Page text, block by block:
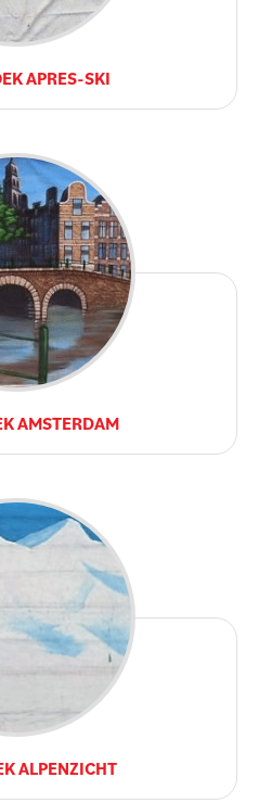
APRES-SKI
AMSTERDAM
ALPENZICHT